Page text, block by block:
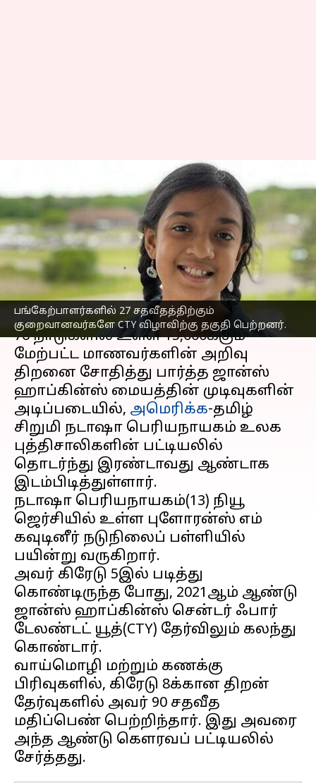
பங்கேற்பாளர்களில் 27 சதவீதத்திற்கும்
குறைவானவர்களே CTY விழாவிற்கு தகுதி பெற்றனர்.
உலக புத்திசாலிகளின்
பட்டியலில் இரண்டாவது
முறையாக இடம் பிடித்த
அமெரிக்க-தமிழ் சிறுமி
எழுதியவர் Sindhuja SM Feb 07, 2023 01:20 pm
செய்தி முன்னோட்டம்
76 நாடுகளில் உள்ள 15,000க்கும்
மேற்பட்ட மாணவர்களின் அறிவு
திறனை சோதித்து பார்த்த ஜான்ஸ்
ஹாப்கின்ஸ் மையத்தின் முடிவுகளின்
அடிப்படையில், அமெரிக்க-தமிழ்
சிறுமி நடாஷா பெரியநாயகம் உலக
புத்திசாலிகளின் பட்டியலில்
தொடர்ந்து இரண்டாவது ஆண்டாக
இடம்பிடித்துள்ளார்.
நடாஷா பெரியநாயகம்(13) நியூ
ஜெர்சியில் உள்ள புளோரன்ஸ் எம்
கவுடினீர் நடுநிலைப் பள்ளியில்
பயின்று வருகிறார்.
அவர் கிரேடு 5இல் படித்து
கொண்டிருந்த போது, ​​2021ஆம் ஆண்டு
ஜான்ஸ் ஹாப்கின்ஸ் சென்டர் ஃபார்
டேலண்டட் யூத்(CTY) தேர்விலும் கலந்து
கொண்டார்.
வாய்மொழி மற்றும் கணக்கு
பிரிவுகளில், கிரேடு 8க்கான திறன்
தேர்வுகளில் அவர் 90 சதவீத
மதிப்பெண் பெற்றிந்தார். இது அவரை
அந்த ஆண்டு கௌரவப் பட்டியலில்